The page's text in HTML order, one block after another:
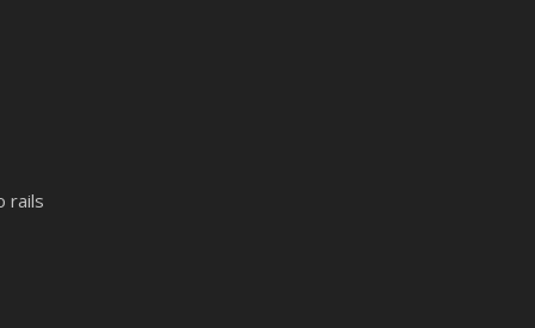
rails